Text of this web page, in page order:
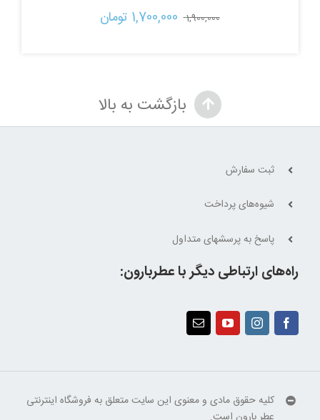
1,900,000 قیمت
بود.
1,700,000 تومان
بازگشت به بالا
ثبت سفارش
شیوه‌های پرداخت
پاسخ به پرسشهای متداول
راه‌های ارتباطی دیگر با عطربارون:
کلیه حقوق مادی و معنوی این سایت متعلق به فروشگاه اینترنتی